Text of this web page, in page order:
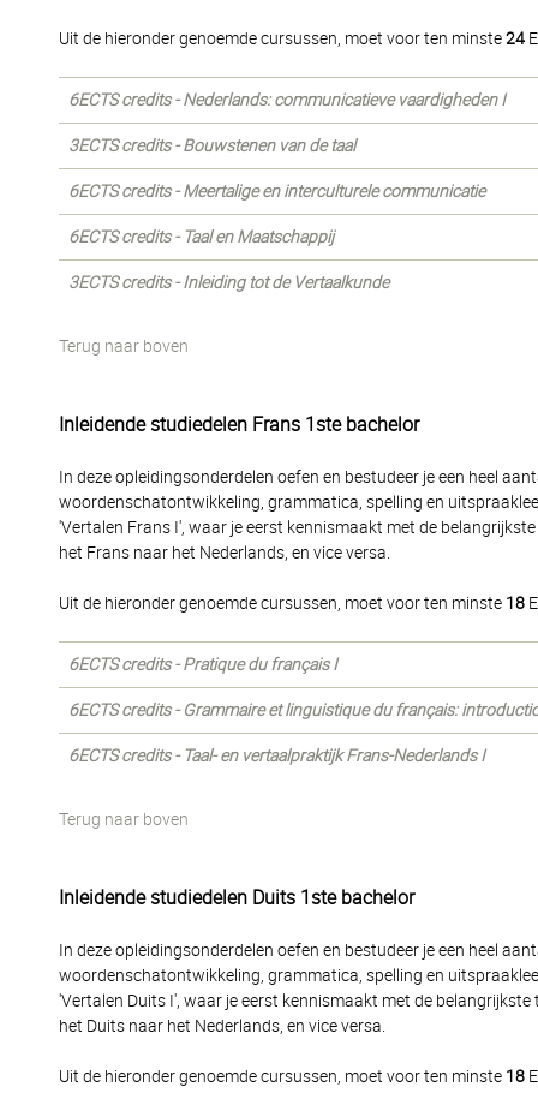
Uit de hieronder genoemde cursussen, moet voor ten minste24
6ECTS credits - Nederlands: communicatieve vaardigheden I
3ECTS credits - Bouwstenen van de taal
6ECTS credits - Meertalige en interculturele communicatie
6ECTS credits - Taal en Maatschappij
3ECTS credits - Inleiding tot de Vertaalkunde
Terug naar boven
Inleidende studiedelen Frans 1ste bachelor
In deze opleidingsonderdelen oefen en bestudeer je een heel
woordenschatontwikkeling, grammatica, spelling en
'Vertalen Frans I', waar je eerst kennismaakt met de
het Frans naar het Nederlands, en vice versa.
Uit de hieronder genoemde cursussen, moet voor ten minste 18
6ECTS credits - Pratique du français I
6ECTS credits - Grammaire et linguistique du français:
6ECTS credits - Taal- en vertaalpraktijk Frans-Nederlands I
Terug naar boven
Inleidende studiedelen Duits 1ste bachelor
In deze opleidingsonderdelen oefen en bestudeer je een heel
woordenschatontwikkeling, grammatica, spelling en
'Vertalen Duits I', waar je eerst kennismaakt met de
het Duits naar het Nederlands, en vice versa.
Uit de hieronder genoemde cursussen, moet voor ten minste 18